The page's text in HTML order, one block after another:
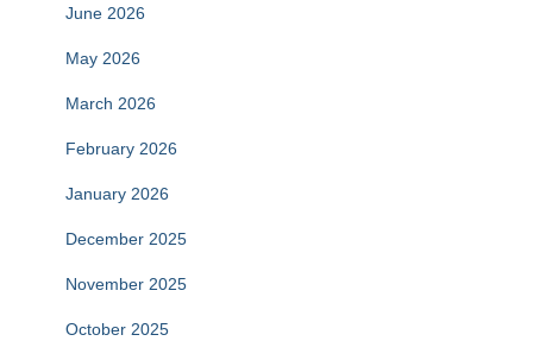
June 2026
May 2026
March 2026
February 2026
January 2026
December 2025
November 2025
October 2025